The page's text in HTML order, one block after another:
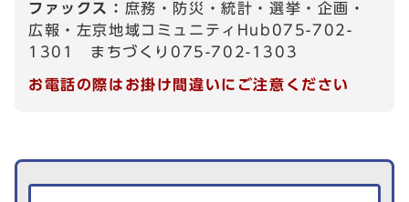
ファックス： 庶務・防災・統計・選挙・企画・
広報・左京地域コミュニティHub075-702-
1301 まちづくり075-702-1303
お電話の際はお掛け間違いにご注意ください
生活情報を探す